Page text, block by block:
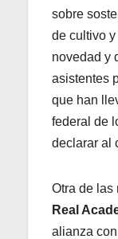
sobre
de cultivo
novedad y
asistentes
que han
federal de
declarar al
Otra de las
Real
alianza